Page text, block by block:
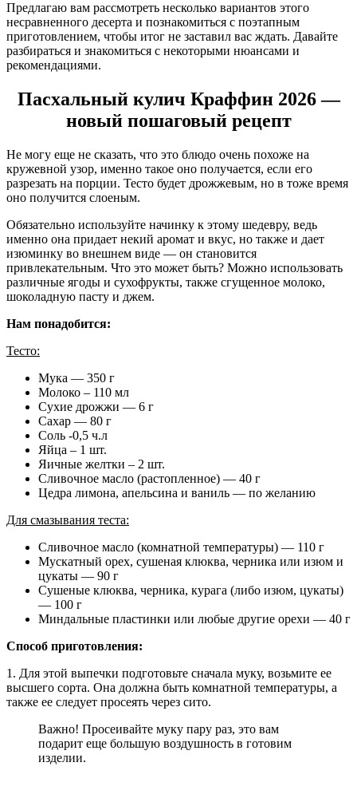
Предлагаю вам рассмотреть несколько вариантов этого
несравненного десерта и познакомиться с поэтапным
приготовлением, чтобы итог не заставил вас ждать. Давайте
разбираться и знакомиться с некоторыми нюансами и
рекомендациями.
Пасхальный кулич Краффин 2026 —
новый пошаговый рецепт
Не могу еще не сказать, что это блюдо очень похоже на
кружевной узор, именно такое оно получается, если его
разрезать на порции. Тесто будет дрожжевым, но в тоже время
оно получится слоеным.
Обязательно используйте начинку к этому шедевру, ведь
именно она придает некий аромат и вкус, но также и дает
изюминку во внешнем виде — он становится
привлекательным. Что это может быть? Можно использовать
различные ягоды и сухофрукты, также сгущенное молоко,
шоколадную пасту и джем.
Нам понадобится:
Тесто:
Мука — 350 г
Молоко – 110 мл
Сухие дрожжи — 6 г
Сахар — 80 г
Соль -0,5 ч.л
Яйца – 1 шт.
Яичные желтки – 2 шт.
Сливочное масло (растопленное) — 40 г
Цедра лимона, апельсина и ваниль — по желанию
Для смазывания теста:
Сливочное масло (комнатной температуры) — 110 г
Мускатный орех, сушеная клюква, черника или изюм и
цукаты — 90 г
Сушеные клюква, черника, курага (либо изюм, цукаты)
— 100 г
Миндальные пластинки или любые другие орехи — 40 г
Способ приготовления:
1. Для этой выпечки подготовьте сначала муку, возьмите ее
высшего сорта. Она должна быть комнатной температуры, а
также ее следует просеять через сито.
Важно! Просеивайте муку пару раз, это вам
подарит еще большую воздушность в готовим
изделии.